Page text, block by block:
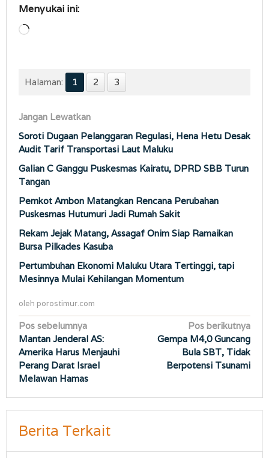
Menyukai ini:
Memuat...
Halaman: 1 2 3
Jangan Lewatkan
Soroti Dugaan Pelanggaran Regulasi, Hena Hetu Desak
Audit Tarif Transportasi Laut Maluku
Galian C Ganggu Puskesmas Kairatu, DPRD SBB Turun
Tangan
Pemkot Ambon Matangkan Rencana Perubahan
Puskesmas Hutumuri Jadi Rumah Sakit
Rekam Jejak Matang, Assagaf Onim Siap Ramaikan
Bursa Pilkades Kasuba
Pertumbuhan Ekonomi Maluku Utara Tertinggi, tapi
Mesinnya Mulai Kehilangan Momentum
oleh porostimur.com
Navigasi
pos
Pos sebelumnya
Mantan Jenderal AS:
Amerika Harus Menjauhi
Perang Darat Israel
Melawan Hamas
Pos berikutnya
Gempa M4,0 Guncang
Bula SBT, Tidak
Berpotensi Tsunami
Berita Terkait